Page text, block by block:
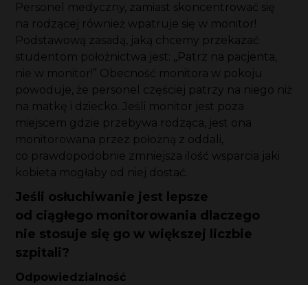
Personel medyczny, zamiast skoncentrować się
na rodzącej również wpatruje się w monitor!
Podstawową zasadą, jaką chcemy przekazać
studentom położnictwa jest: „Patrz na pacjenta,
nie w monitor!” Obecność monitora w pokoju
powoduje, że personel częściej patrzy na niego niż
na matkę i dziecko. Jeśli monitor jest poza
miejscem gdzie przebywa rodząca, jest ona
monitorowana przez położną z oddali,
co prawdopodobnie zmniejsza ilość wsparcia jaki
kobieta mogłaby od niej dostać.
Jeśli osłuchiwanie jest lepsze
od ciągłego monitorowania dlaczego
nie stosuje się go w większej liczbie
szpitali?
Odpowiedzialność